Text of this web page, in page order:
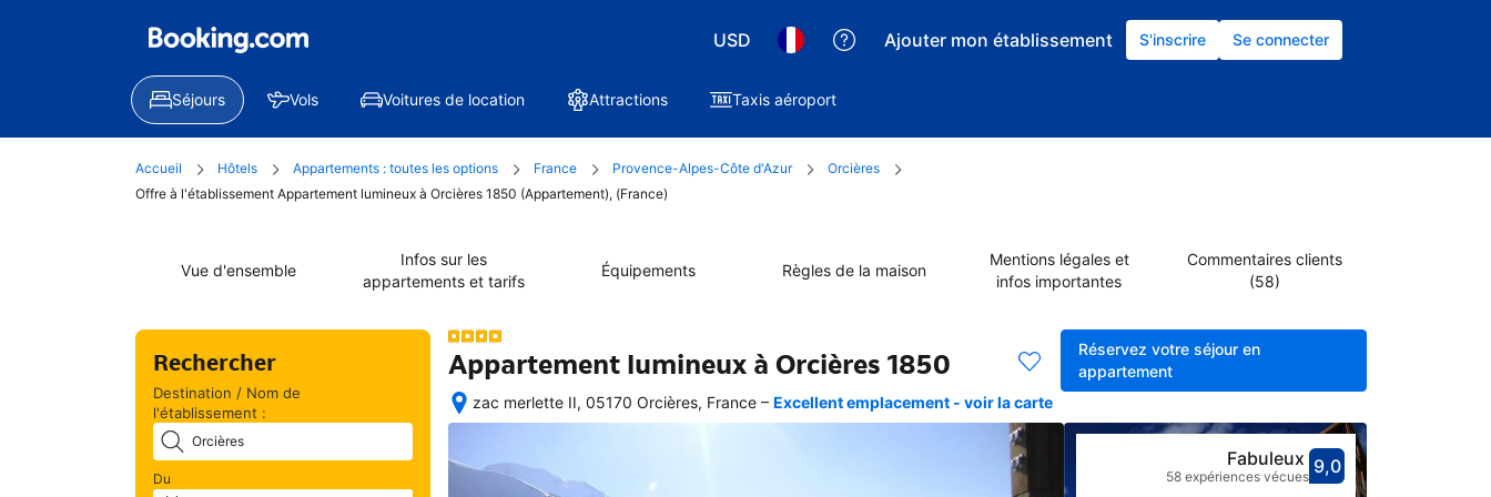
USD Ajouter mon établissement S'inscrire Se connecter
Séjours Vols Voitures de location Attractions Taxis aéroport
Accueil Hôtels Appartements : toutes les options France Provence-Alpes-Côte d'Azur
Orcières
Offre à l'établissement Appartement lumineux à Orcières 1850 (Appartement), (France)
Vue d'ensemble
Infos sur les
appartements et tarifs
Équipements Règles de la maison
Mentions légales et
infos importantes
Commentaires clients
(58)
Rechercher
Destination / Nom de
l'établissement :
Du
Réservez votre séjour en
appartement
Appartement lumineux à Orcières 1850
zac merlette II, 05170 Orcières, France
Excellente
situation
géographique
– Excellent emplacement - voir la carte
Avec une
9,0fabuleux
Fabuleux
58 expériences vécues